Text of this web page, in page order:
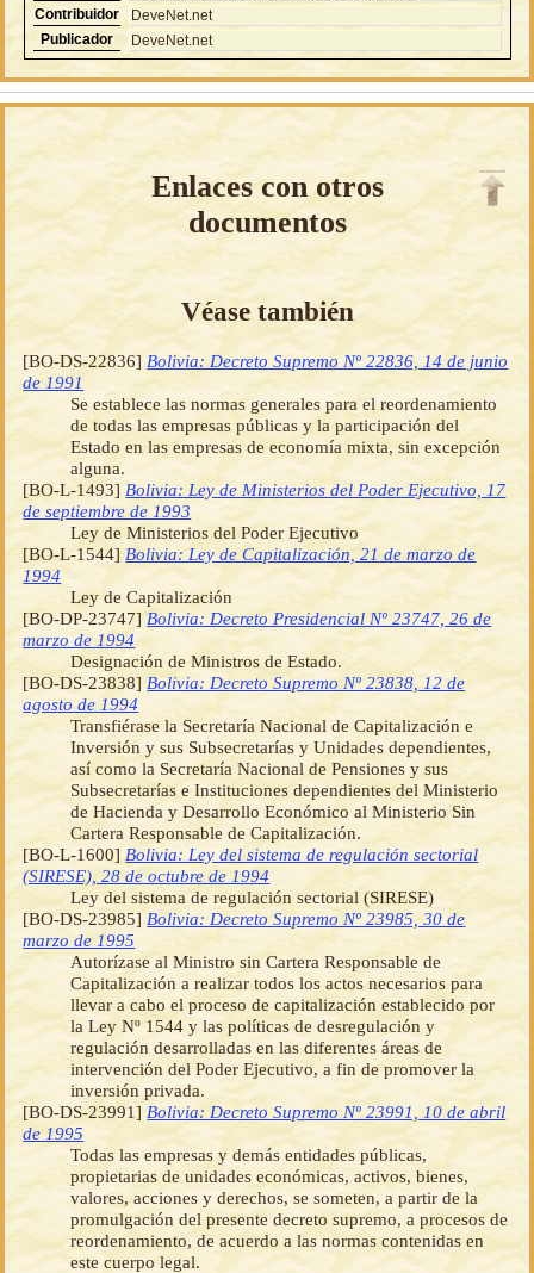
Contribuidor
DeveNet.net
Publicador
DeveNet.net
Enlaces con otros
documentos
Véase también
[BO-DS-22836] Bolivia: Decreto Supremo Nº 22836, 14 de junio
de 1991
Se establece las normas generales para el reordenamiento
de todas las empresas públicas y la participación del
Estado en las empresas de economía mixta, sin excepción
alguna.
[BO-L-1493] Bolivia: Ley de Ministerios del Poder Ejecutivo, 17
de septiembre de 1993
Ley de Ministerios del Poder Ejecutivo
[BO-L-1544] Bolivia: Ley de Capitalización, 21 de marzo de
1994
Ley de Capitalización
[BO-DP-23747] Bolivia: Decreto Presidencial Nº 23747, 26 de
marzo de 1994
Designación de Ministros de Estado.
[BO-DS-23838] Bolivia: Decreto Supremo Nº 23838, 12 de
agosto de 1994
Transfiérase la Secretaría Nacional de Capitalización e
Inversión y sus Subsecretarías y Unidades dependientes,
así como la Secretaría Nacional de Pensiones y sus
Subsecretarías e Instituciones dependientes del Ministerio
de Hacienda y Desarrollo Económico al Ministerio Sin
Cartera Responsable de Capitalización.
[BO-L-1600] Bolivia: Ley del sistema de regulación sectorial
(SIRESE), 28 de octubre de 1994
Ley del sistema de regulación sectorial (SIRESE)
[BO-DS-23985] Bolivia: Decreto Supremo Nº 23985, 30 de
marzo de 1995
Autorízase al Ministro sin Cartera Responsable de
Capitalización a realizar todos los actos necesarios para
llevar a cabo el proceso de capitalización establecido por
la Ley Nº 1544 y las políticas de desregulación y
regulación desarrolladas en las diferentes áreas de
intervención del Poder Ejecutivo, a fin de promover la
inversión privada.
[BO-DS-23991] Bolivia: Decreto Supremo Nº 23991, 10 de abril
de 1995
Todas las empresas y demás entidades públicas,
propietarias de unidades económicas, activos, bienes,
valores, acciones y derechos, se someten, a partir de la
promulgación del presente decreto supremo, a procesos de
reordenamiento, de acuerdo a las normas contenidas en
este cuerpo legal.